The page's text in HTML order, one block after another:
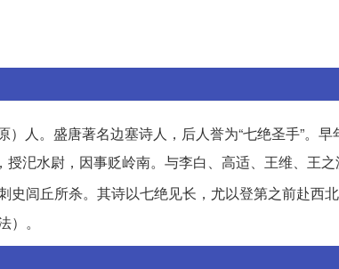
人。盛唐著名边塞诗人，后人誉为“七绝圣手”。
汜水尉，因事贬岭南。与李白、高适、王维、王
史闾丘所杀。其诗以七绝见长，尤以登第之前赴西
。